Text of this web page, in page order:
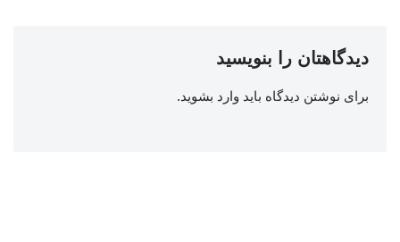
دیدگاهتان را بنویسید
برای نوشتن دیدگاه باید وارد بشوید.